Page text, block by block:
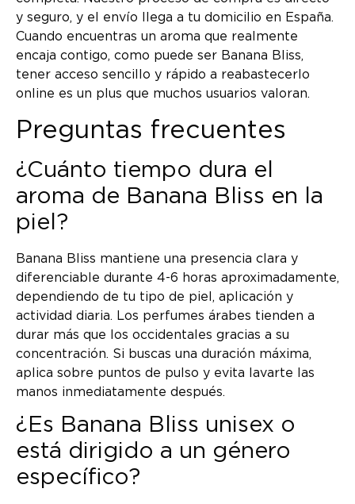
y seguro, y el envío llega a tu domicilio en España.
Cuando encuentras un aroma que realmente
encaja contigo, como puede ser Banana Bliss,
tener acceso sencillo y rápido a reabastecerlo
online es un plus que muchos usuarios valoran.
Preguntas frecuentes
¿Cuánto tiempo dura el
aroma de Banana Bliss en la
piel?
Banana Bliss mantiene una presencia clara y
diferenciable durante 4-6 horas aproximadamente,
dependiendo de tu tipo de piel, aplicación y
actividad diaria. Los perfumes árabes tienden a
durar más que los occidentales gracias a su
concentración. Si buscas una duración máxima,
aplica sobre puntos de pulso y evita lavarte las
manos inmediatamente después.
¿Es Banana Bliss unisex o
está dirigido a un género
específico?